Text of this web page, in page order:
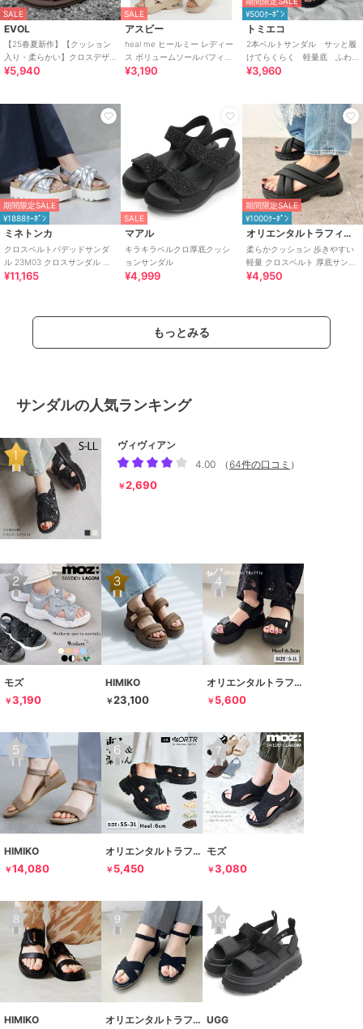
SALE
EVOL
【25春夏新作】【クッション
入り・柔らかい】クロスデザ
インフラットサンダル IY5647
¥5,940
SALE
アスビー
heal me ヒールミー レディー
ス ボリュームソールパフィサ
ンダル 厚底 パデッドサンダル
¥3,190
¥500ｸｰﾎﾟﾝ
トミエコ
2本ベルトサンダル サッと履
けてらくらく 軽量底 ふわ
ふわもちもちクッション
¥3,960
期間限定SALE
¥1888ｸｰﾎﾟﾝ
ミネトンカ
クロスベルトパデッドサンダ
ル 23M03 クロスサンダル パ
フィーサンダル 厚底
¥11,165
SALE
マアル
キラキラベルクロ厚底クッシ
ョンサンダル
¥4,999
期間限定SALE
¥1000ｸｰﾎﾟﾝ
オリエンタルトラフィック
柔らかクッション 歩きやすい
軽量 クロスベルト 厚底サンダ
ル /51201
¥4,950
もっとみる
サンダルの人気ランキング
ヴィヴィアン
4.00
（64件の口コミ ）
￥2,690
モズ
￥3,190
HIMIKO
￥23,100
オリエンタルトラフィック
￥ 5,600
HIMIKO
￥14,080
オリエンタルトラフィック
￥ 5,450
モズ
￥3,080
HIMIKO オリエンタルトラフィック UGG